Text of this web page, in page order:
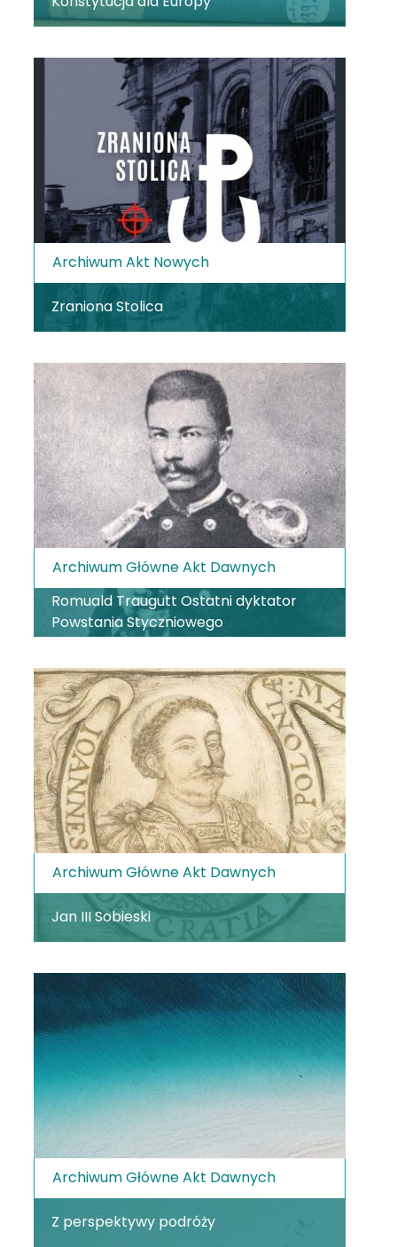
Archiwum Akt Nowych
Zraniona Stolica
Archiwum Główne Akt Dawnych
Romuald Traugutt Ostatni dyktator
Powstania Styczniowego
Archiwum Główne Akt Dawnych
Jan III Sobieski
Archiwum Główne Akt Dawnych
Z perspektywy podróży